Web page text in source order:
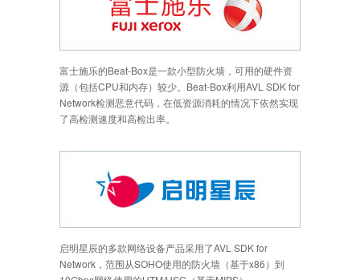
富士施乐的Beat-Box是一款小型防火墙，可用的硬件资
源（包括CPU和内存）较少。Beat-Box利用AVL SDK for
Network检测恶意代码，在低资源消耗的情况下依然实现
了高检测速度和高检出率。
启明星辰的多款网络设备产品采用了AVL SDK for
Network，范围从SOHO使用的防火墙（基于x86）到